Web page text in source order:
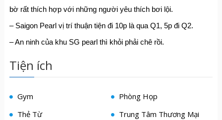
bờ rất thích hợp với những người yêu thích bơi lội.
– Saigon Pearl vị trí thuận tiện đi 10p là qua Q1, 5p đi Q2.
– An ninh của khu SG pearl thì khỏi phải chê rồi.
Tiện ích
Gym
Phòng Họp
Thẻ Từ
Trung Tâm Thương Mại